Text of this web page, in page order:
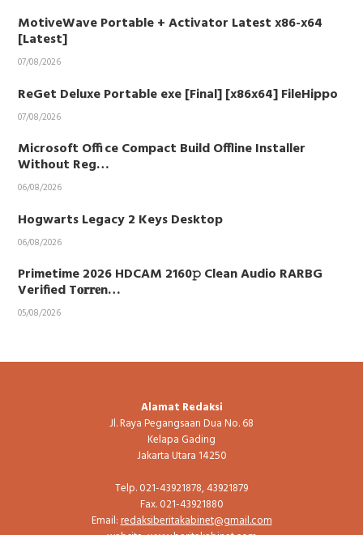
MotiveWave Portable + Activator Latest x86-x64
[Latest]
07/08/2026
ReGet Deluxe Portable exe [Final] [x86x64] FileHippo
07/08/2026
Microsoft Office Compact Build Offline Installer
Without Reg…
06/08/2026
Hogwarts Legacy 2 Keys Desktop
06/08/2026
Primetime 2026 HDCAM 2160𝚙 Clean Audio RARBG
Verified T𝐨𝐫𝐫𝐞n…
05/08/2026
Alamat Redaksi
Jl. Raya Pegangsaan Dua No. 68
Kelapa Gading
Jakarta Utara 14250
Telp. 021-43921878, 43921879
Fax. 021-43921880
Email:redaksiberitakabinet@gmail.com